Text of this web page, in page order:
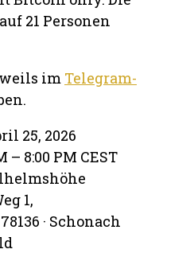
21 Personen
im Telegram-
25, 2026
– 8:00 PM CEST
1,
· Schonach